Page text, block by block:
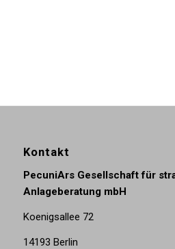
Kontakt
PecuniArs Gesellschaft für
Anlageberatung mbH
Koenigsallee 72
14193 Berlin